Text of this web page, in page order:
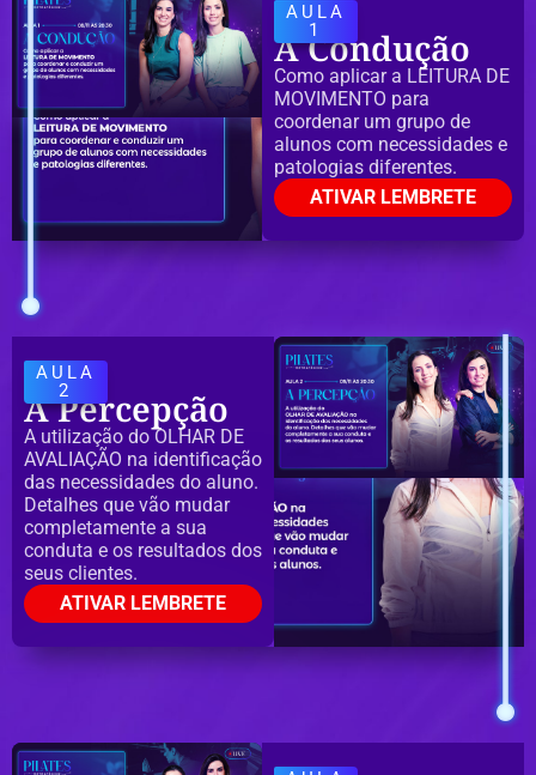
AULA
1
A Condução
Como aplicar a LEITURA DE
MOVIMENTO para
coordenar um grupo de
alunos com necessidades e
patologias diferentes.
ATIVAR LEMBRETE
AULA
2
A Percepção
A utilização do OLHAR DE
AVALIAÇÃO na identificação
das necessidades do aluno.
Detalhes que vão mudar
completamente a sua
conduta e os resultados dos
seus clientes.
ATIVAR LEMBRETE